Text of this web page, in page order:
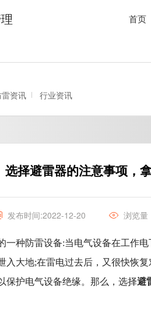
首页
雷资讯 行业资讯
选择避雷器的注意事项，
发布时间:2022-12-20 浏览量
一种防雷设备:当电气设备在工作
入大地;在雷电过去后，又很快恢
保护电气设备绝缘。那么，选择避